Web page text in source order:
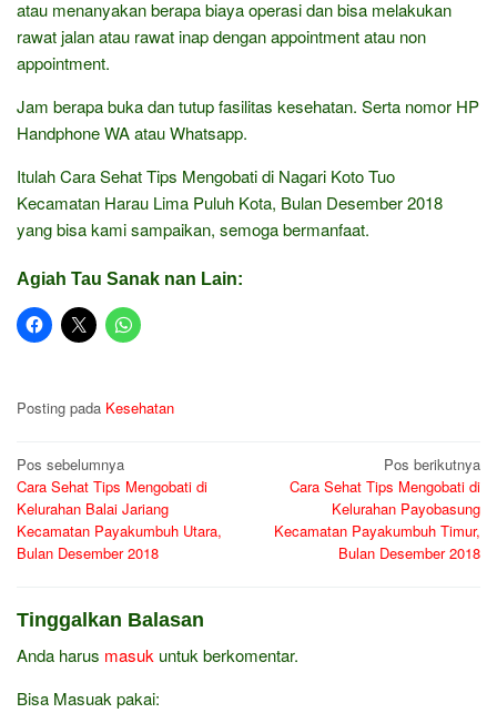
atau menanyakan berapa biaya operasi dan bisa melakukan
rawat jalan atau rawat inap dengan appointment atau non
appointment.
Jam berapa buka dan tutup fasilitas kesehatan. Serta nomor HP
Handphone WA atau Whatsapp.
Itulah Cara Sehat Tips Mengobati di Nagari Koto Tuo
Kecamatan Harau Lima Puluh Kota, Bulan Desember 2018
yang bisa kami sampaikan, semoga bermanfaat.
Agiah Tau Sanak nan Lain:
Posting pada Kesehatan
Navigasi
pos
Pos sebelumnya
Cara Sehat Tips Mengobati di
Kelurahan Balai Jariang
Kecamatan Payakumbuh Utara,
Bulan Desember 2018
Pos berikutnya
Cara Sehat Tips Mengobati di
Kelurahan Payobasung
Kecamatan Payakumbuh Timur,
Bulan Desember 2018
Tinggalkan Balasan
Anda harus masuk untuk berkomentar.
Bisa Masuak pakai: